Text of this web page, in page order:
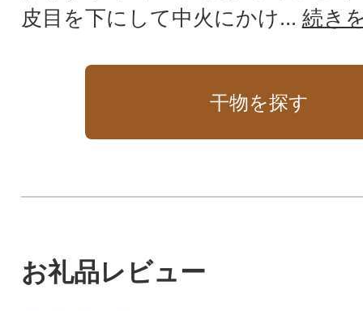
皮目を下にして中火にかけ... 続き
干物を探す
お礼品レビュー